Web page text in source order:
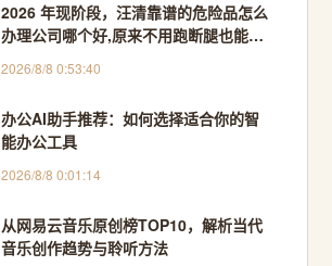
2026 年现阶段，汪清靠谱的危险品怎么
办理公司哪个好,原来不用跑断腿也能搞
力门道 - 品质体验官
2026/8/8 0:53:40
办公AI助手推荐：如何选择适合你的智
能办公工具
2026/8/8 0:01:14
从网易云音乐原创榜TOP10，解析当代
音乐创作趋势与聆听方法